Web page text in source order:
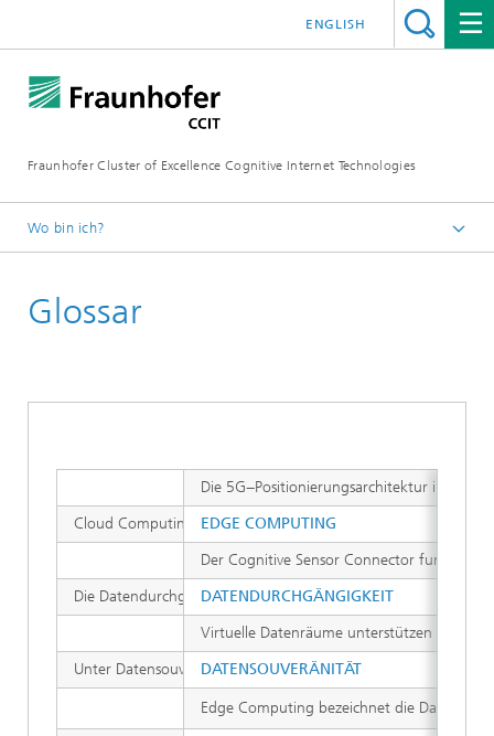
Fraunhofer Cluster of Excellence Cognitive Internet Technologies
ENGLISH
Wo bin ich?
Glossar
Die 5G−Positionierungsarchitektur
EDGE COMPUTING
Der Cognitive Sensor Connector fungiert
DATENDURCHGÄNGIGKEIT
Virtuelle Datenräume unterstützen den
DATENSOUVERÄNITÄT
Edge Computing bezeichnet die
Cloud Computing bezeichnet die Verarbeitung und
Die Datendurchgängigkeit ist ein entscheidender Faktor in
Unter Datensouveränität (nicht digitale Souveränität) soll die